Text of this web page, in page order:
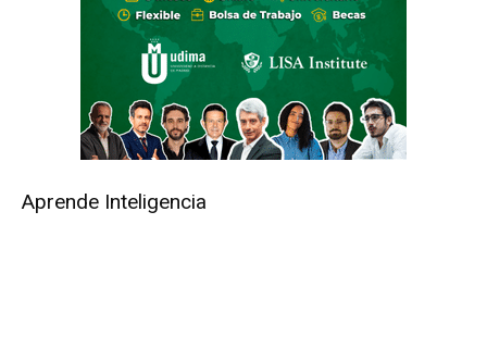
Aprende Inteligencia